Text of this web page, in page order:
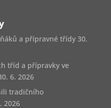
a přípravné třídy 30.
tříd a přípravky ve
6. 2026
tradičního
2026